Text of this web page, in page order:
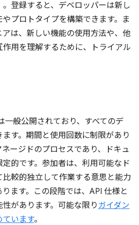
登録すると、デベロッパーは新し
プロトタイプを構築できます。ま
は、新しい機能の使用方法や、他
用を理解するために、トライアル
一般公開されており、すべてのデ
す。期間と使用回数に制限があり
ージドのプロセスであり、ドキュ
的です。参加者は、利用可能なド
較的独立して作業する意思と能力
ます。この段階では、API 仕様と
があります。可能な限り ガイダン
ています。